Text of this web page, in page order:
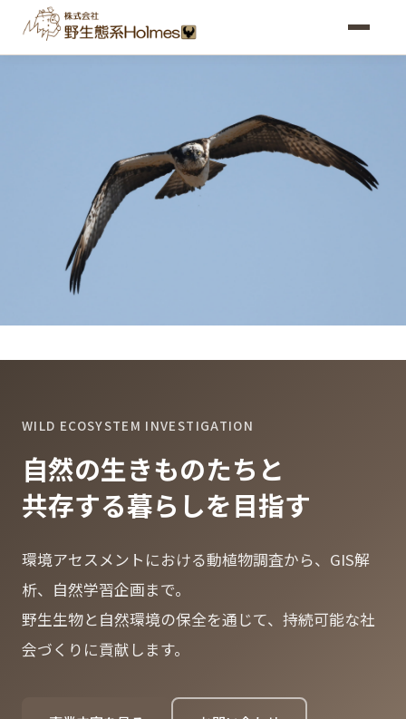
WILD ECOSYSTEM INVESTIGATION
自然の生きものたちと
共存する暮らしを目指す
環境アセスメントにおける動植物調査から、GIS解
析、自然学習企画まで。
野生生物と自然環境の保全を通じて、持続可能な社
会づくりに貢献します。